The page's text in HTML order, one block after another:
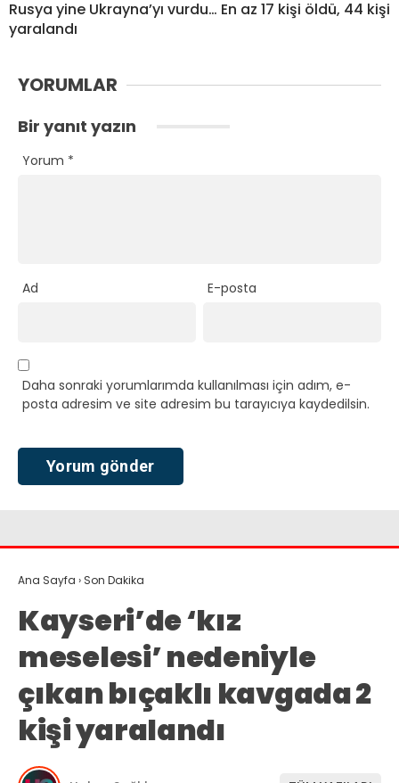
Rusya yine Ukrayna’yı vurdu… En az 17 kişi öldü, 44 kişi
yaralandı
YORUMLAR
Bir yanıt yazın
Yorum *
Ad E-posta
Daha sonraki yorumlarımda kullanılması için adım, e-
posta adresim ve site adresim bu tarayıcıya kaydedilsin.
Ana Sayfa › Son Dakika
Kayseri’de ‘kız
meselesi’ nedeniyle
çıkan bıçaklı kavgada 2
kişi yaralandı